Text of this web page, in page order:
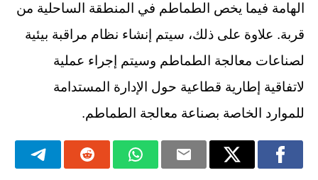
الهامة فيما يخص الطماطم في المنطقة الساحلية من
قربة. علاوة على ذلك، سيتم إنشاء نظام مراقبة بيئية
لصناعات معالجة الطماطم وسيتم إجراء عملية
لاتفاقية إطارية قطاعية حول الإدارة المستدامة
للموارد الخاصة بصناعة معالجة الطماطم.